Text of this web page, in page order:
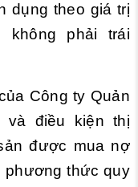
dụng theo giá trị
không phải trái
Công ty Quản
và điều kiện thị
được mua nợ
phương thức quy